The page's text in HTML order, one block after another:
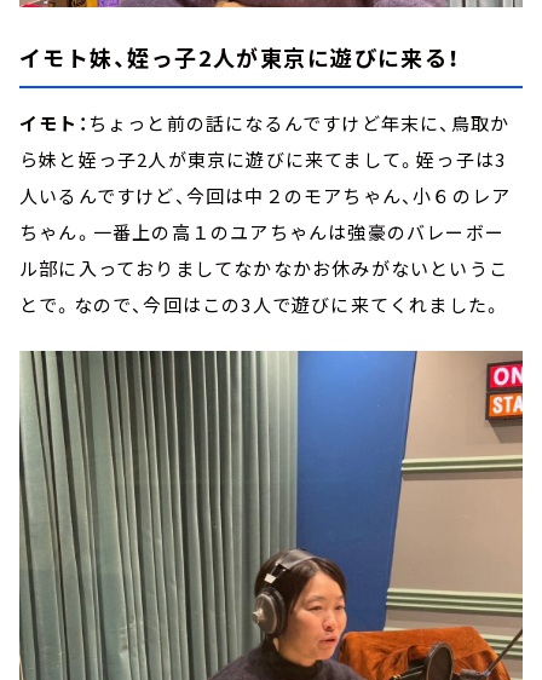
イモト妹、姪っ子2人が東京に遊びに来る！
イモト： ちょっと前の話になるんですけど年末に、鳥取か
ら妹と姪っ子2人が東京に遊びに来てまして。姪っ子は3
人いるんですけど、今回は中２のモアちゃん、小６のレア
ちゃん。一番上の高１のユアちゃんは強豪のバレーボー
ル部に入っておりましてなかなかお休みがないというこ
とで。なので、今回はこの3人で遊びに来てくれました。